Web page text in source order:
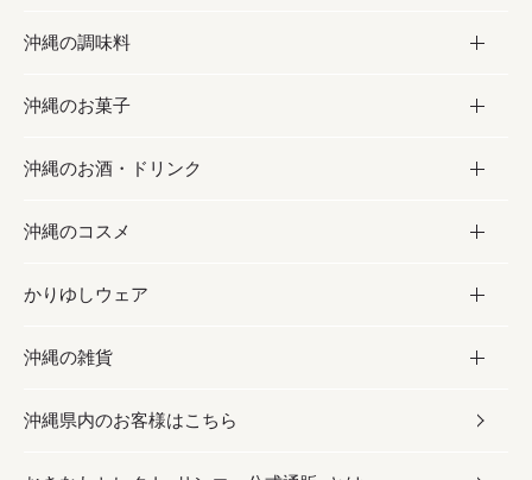
フルーツ・野菜
お肉
海産物
加工食品
缶詰／パウチ
沖縄料理
沖縄そば／乾麺
レトルト食品
乾物／粉類
沖縄の調味料
調味料
砂糖／黒砂糖
塩
お酢／ドレッシング
しょうゆ
みそ
沖縄のお菓子
お菓子
黒糖
ちんすこう
伝統菓子
スナック
沖縄のお酒・ドリンク
お酒・ドリンク
泡盛
ビール・チューハイ
ワイン・ウィスキー・カクテル
沖縄のコスメ
コスメ
スキンケア
ボディケア
かりゆしウェア
かりゆしウェア
メンズ
沖縄の雑貨
雑貨
沖縄県内のお客様はこちら